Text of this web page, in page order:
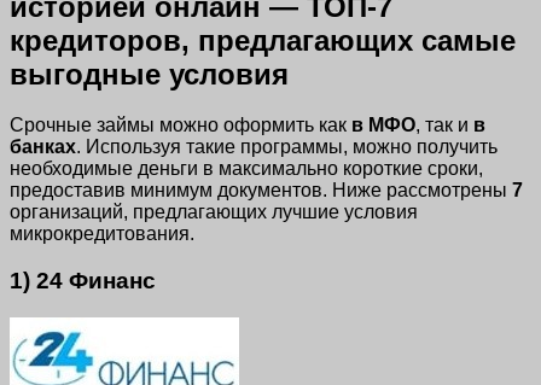
кредиторов, предлагающих самые
выгодные условия
Срочные займы можно оформить как в МФО, так и в
банках. Используя такие программы, можно получить
необходимые деньги в максимально короткие сроки,
предоставив минимум документов. Ниже рассмотрены 7
организаций, предлагающих лучшие условия
микрокредитования.
1) 24 Финанс